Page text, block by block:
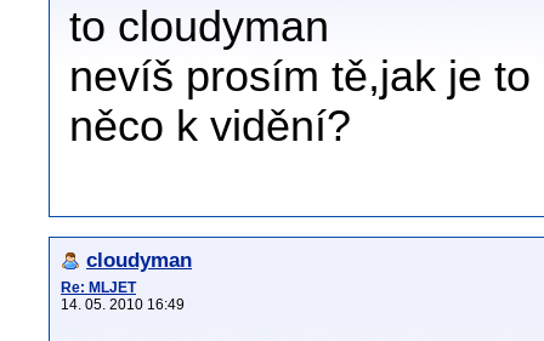
to cloudyman
nevíš prosím tě,jak je
něco k vidění?
cloudyman
Re: MLJET
14. 05. 2010 16:49